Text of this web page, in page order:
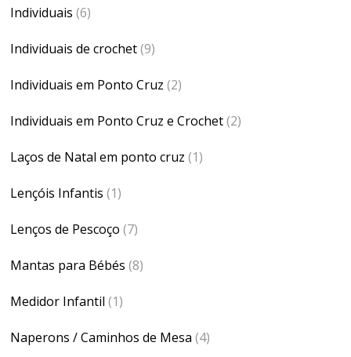
Individuais (6)
Individuais de crochet(9)
Individuais em Ponto Cruz (2)
Individuais em Ponto Cruz e Crochet(2)
Laços de Natal em ponto cruz (1)
Lençóis Infantis (1)
Lenços de Pescoço (7)
Mantas para Bébés (8)
Medidor Infantil (1)
Naperons / Caminhos de Mesa (4)